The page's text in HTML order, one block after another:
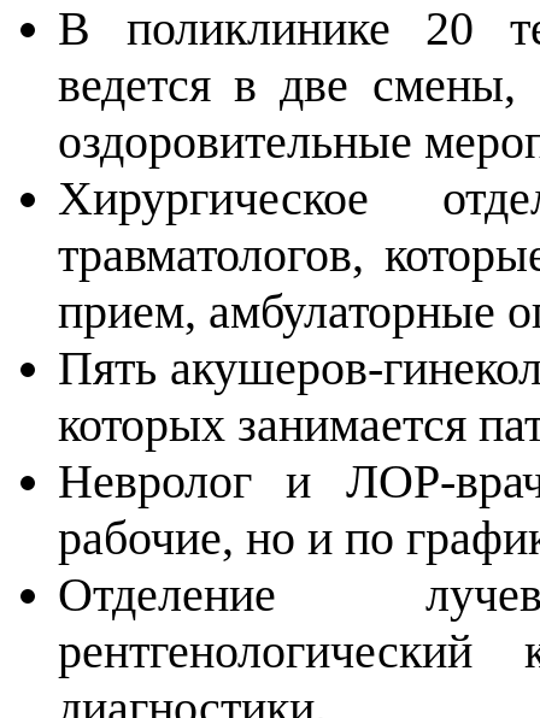
В поликлинике 20
ведется в две смены,
оздоровительные
Хирургическое
травматологов,
прием, амбулаторные
Пять акушеров-
которых занимается
Невролог и ЛОР-
рабочие, но и по
Отделение